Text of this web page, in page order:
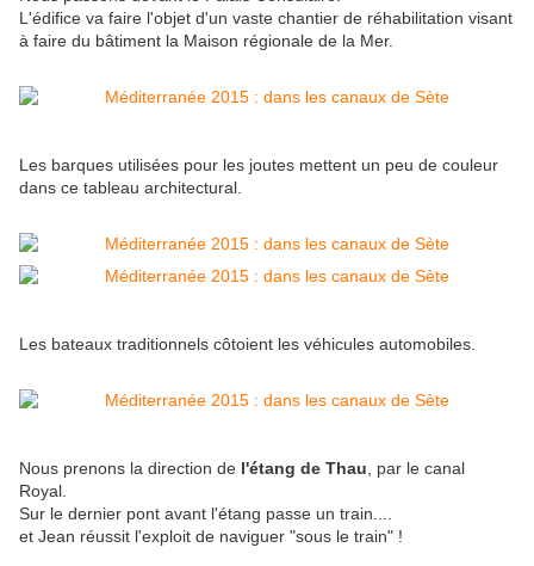
L'édifice va faire l'objet d'un vaste chantier de réhabilitation visant
à faire du bâtiment la Maison régionale de la Mer.
Les barques utilisées pour les joutes mettent un peu de couleur
dans ce tableau architectural.
Les bateaux traditionnels côtoient les véhicules automobiles.
Nous prenons la direction de l'étang de Thau , par le canal
Royal.
Sur le dernier pont avant l'étang passe un train....
et Jean réussit l'exploit de naviguer "sous le train" !